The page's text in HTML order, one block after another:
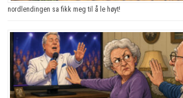
nordlendingen sa fikk meg til å le høyt!